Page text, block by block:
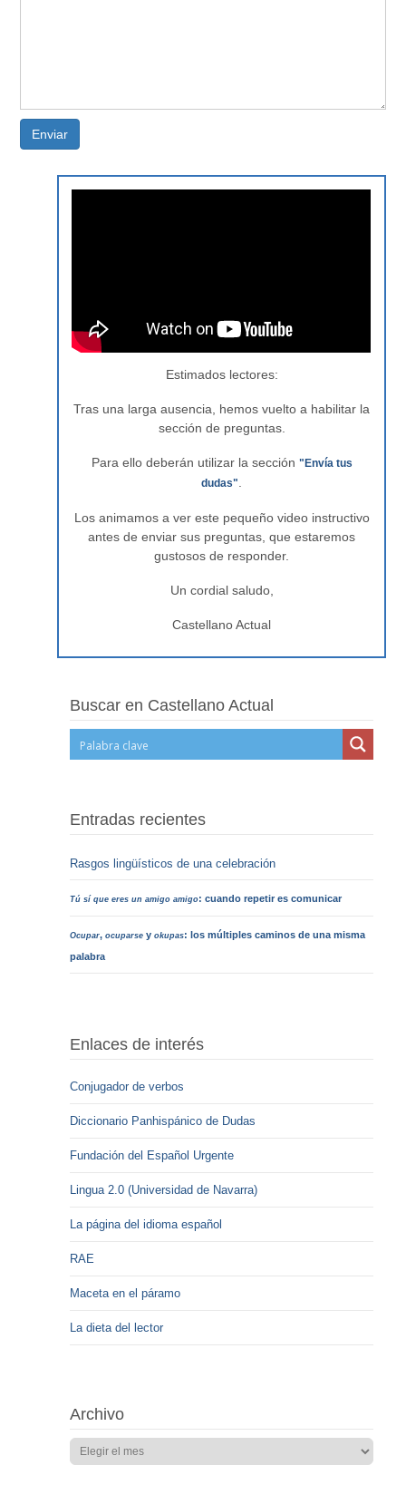
Enviar
Estimados lectores:
Tras una larga ausencia, hemos vuelto a habilitar la
sección de preguntas.
Para ello deberán utilizar la sección "Envía tus
dudas"
Los animamos a ver este pequeño video instructivo
antes de enviar sus preguntas, que estaremos
gustosos de responder.
Un cordial saludo,
Castellano Actual
Buscar en Castellano Actual
Entradas recientes
Rasgos lingüísticos de una celebración
Tú sí que eres un amigo amigo: cuando repetir es comunicar
Ocupar,ocuparse yokupas: los múltiples caminos de una misma
palabra
Enlaces de interés
Conjugador de verbos
Diccionario Panhispánico de Dudas
Fundación del Español Urgente
Lingua 2.0 (Universidad de Navarra)
La página del idioma español
RAE
Maceta en el páramo
La dieta del lector
Archivo